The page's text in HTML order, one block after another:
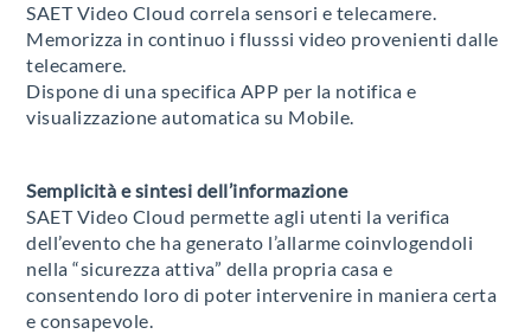
SAET Video Cloud correla sensori e telecamere.
Memorizza in continuo i flusssi video provenienti dalle
telecamere.
Dispone di una specifica APP per la notifica e
visualizzazione automatica su Mobile.
Semplicità e sintesi dell’informazione
SAET Video Cloud permette agli utenti la verifica
dell’evento che ha generato l’allarme coinvlogendoli
nella “sicurezza attiva” della propria casa e
consentendo loro di poter intervenire in maniera certa
e consapevole.